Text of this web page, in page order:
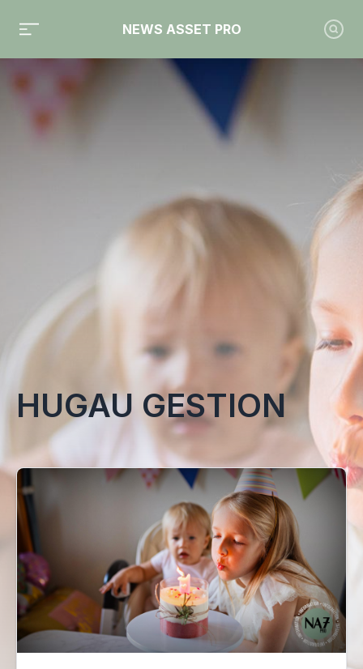
NEWS ASSET PRO
Toute l'actualité sur le tag "Hugau Gestion"
HUGAU GESTION